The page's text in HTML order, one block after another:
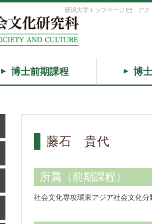
新潟大学トップページ アク
博士前期課程 博
藤石 貴代
所属（前期課程）
社会文化専攻環東アジア社会文化